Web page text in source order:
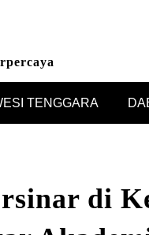
TENGGARA
di